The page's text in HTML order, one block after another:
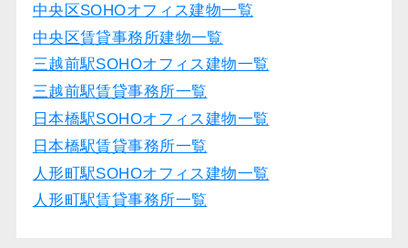
中央区SOHOオフィス建物一覧
中央区賃貸事務所建物一覧
三越前駅SOHOオフィス建物一覧
三越前駅賃貸事務所一覧
日本橋駅SOHOオフィス建物一覧
日本橋駅賃貸事務所一覧
人形町駅SOHOオフィス建物一覧
人形町駅賃貸事務所一覧